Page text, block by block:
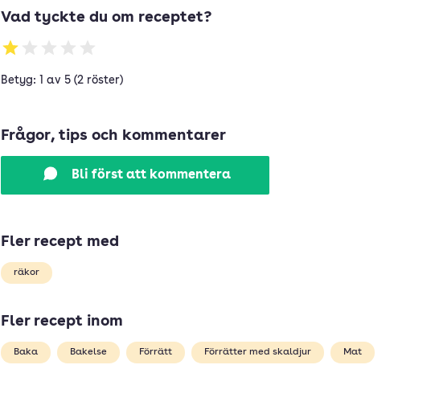
Vad tyckte du om receptet?
Betyg: 1 av 5 (2 röster)
Frågor, tips och kommentarer
Bli först att kommentera
Fler recept med
räkor
Fler recept inom
Baka Bakelse Förrätt Förrätter med skaldjur Mat